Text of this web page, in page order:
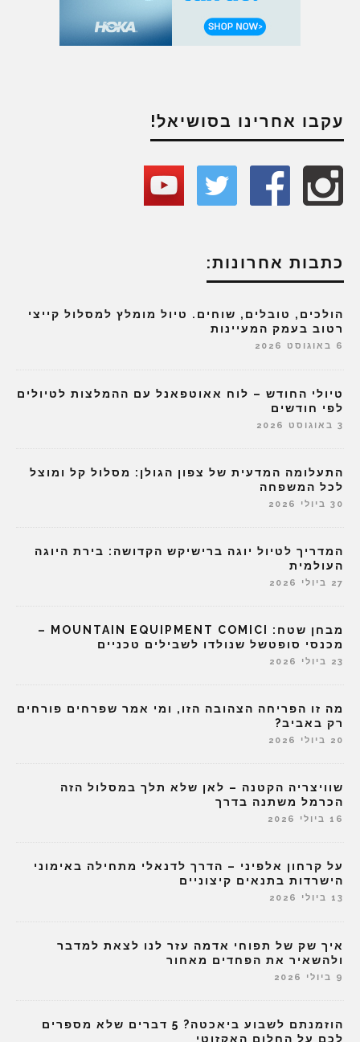
עקבו אחרינו בסושיאל!
כתבות אחרונות:
הולכים, טובלים, שוחים. טיול מומלץ למסלול קייצי
רטוב בעמק המעיינות
6 באוגוסט 2026
טיולי החודש – לוח אאוטפאנל עם ההמלצות לטיולים
לפי חודשים
3 באוגוסט 2026
התעלומה המדעית של צפון הגולן: מסלול קל ומוצל
לכל המשפחה
30 ביולי 2026
המדריך לטיול יוגה ברישיקש הקדושה: בירת היוגה
העולמית
27 ביולי 2026
מבחן שטח: MOUNTAIN EQUIPMENT COMICI –
מכנסי סופטשל שנולדו לשבילים טכניים
23 ביולי 2026
מה זו הפריחה הצהובה הזו, ומי אמר שפרחים פורחים
רק באביב?
20 ביולי 2026
שוויצריה הקטנה – לאן שלא תלך במסלול הזה
הכרמל משתנה בדרך
16 ביולי 2026
על קרחון אלפיני – הדרך לדנאלי מתחילה באימוני
הישרדות בתנאים קיצוניים
13 ביולי 2026
איך שק של תפוחי אדמה עזר לנו לצאת למדבר
ולהשאיר את הפחדים מאחור
9 ביולי 2026
הוזמנתם לשבוע ביאכטה? 5 דברים שלא מספרים
לכם על החלום האקזוטי